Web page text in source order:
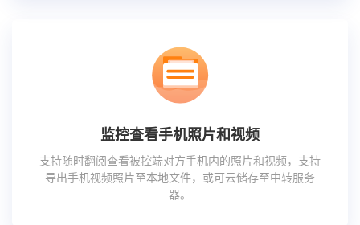
监控查看手机照片和视频
支持随时翻阅查看被控端对方手机内的照片和视频，支持
导出手机视频照片至本地文件，或可云储存至中转服务
器。